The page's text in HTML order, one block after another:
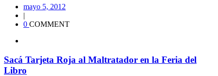
mayo 5, 2012
|
0 COMMENT
Sacá Tarjeta Roja al Maltratador en la Feria del
Libro